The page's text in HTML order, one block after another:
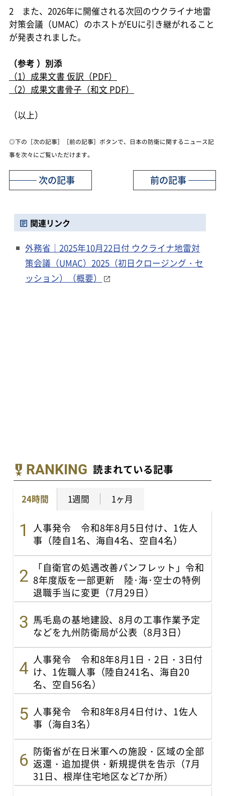
2 また、2026年に開催される次回のウクライナ地雷
対策会議（UMAC）のホストがEUに引き継がれること
が発表されました。
（参考 ）別添
（1）成果文書 仮訳（PDF）
（2）成果文書骨子（和文 PDF）
（以上）
◎下の［次の記事］［前の記事］ボタンで、日本の防衛に関するニュース記
事を次々にご覧いただけます。
前の記事
次の記事
関連リンク
外務省｜2025年10月22日付 ウクライナ地雷対
策会議（UMAC）2025（初日クロージング・セ
ッション）（概要）
RANKING 読まれている記事
24時間 1週間 1ヶ月
人事発令 令和8年8月5日付け、1佐人
事（陸自1名、海自4名、空自4名）
「自衛官の処遇改善パンフレット」令和
8年度版を一部更新 陸･海･空士の特例
退職手当に変更（7月29日）
馬毛島の基地建設、8月の工事作業予定
などを九州防衛局が公表（8月3日）
人事発令 令和8年8月1日・2日・3日付
け、1佐職人事（陸自241名、海自20
名、空自56名）
人事発令 令和8年8月4日付け、1佐人
事（海自3名）
防衛省が在日米軍への施設・区域の全部
返還・追加提供・新規提供を告示（7月
31日、根岸住宅地区など7か所）